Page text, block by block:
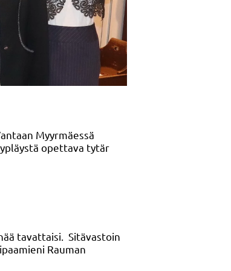
Myyrmäessä
opettava tytär
tavattaisi. Sitävastoin
Rauman